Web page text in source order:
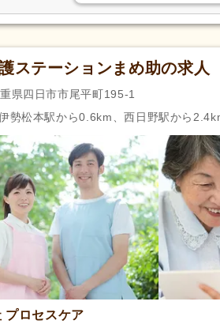
歯科技工士(10)
児童指導員任用(12)
幼稚園教諭1種(1)
放課後児童支援員認定研修(1)
暇
完全週休2日
土日休み (290)
日曜休み(937)
年間休日120日以上(542)
育休あり (5,783)
(446)
賞与あり (3,953)
セミナー参加費補助(219)
復職支援あり (1,140)
住宅手当
ステーションまめ助の求人
県四日市市尾平町195-1
勢松本駅から0.6km、西日野駅から
プロセスケア